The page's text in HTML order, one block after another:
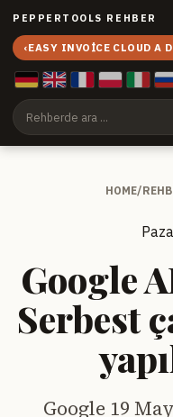
PEPPERTOOLS REHBER
‹EASY INVOICE CLOUD A
HOME/
Google
Serbest
Google 19